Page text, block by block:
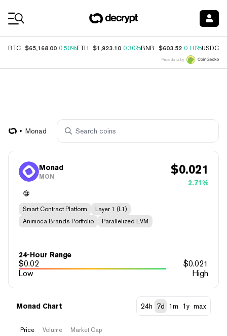
BTC $65,168.00 0.50%ETH $1,923.10 0.30%BNB $603.52 0.10%USDC
Price data by
Monad
Monad
MON $0.021
2.71%
Smart Contract Platform
Layer 1 (L1)
Animoca Brands Portfolio
Parallelized EVM
24-Hour Range
$0.02 $0.021
Low
High
Monad Chart 24h 7d 1m 1y max
Price Volume Market Cap